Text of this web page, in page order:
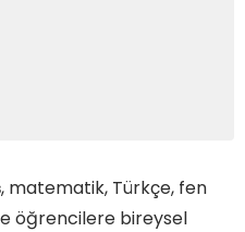
, matematik, Türkçe, fen
öğrencilere bireysel